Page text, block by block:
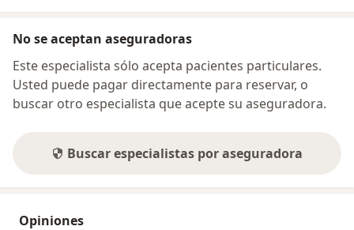
No se aceptan aseguradoras
Este especialista sólo acepta pacientes particulares.
Usted puede pagar directamente para reservar, o
buscar otro especialista que acepte su aseguradora.
Buscar especialistas por aseguradora
Opiniones